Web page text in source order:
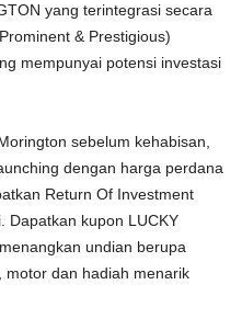
yang terintegrasi secara
& Prestigious)
mempunyai potensi investasi
sebelum kehabisan,
dengan harga perdana
Return Of Investment
Dapatkan kupon LUCKY
undian berupa
motor dan hadiah menarik